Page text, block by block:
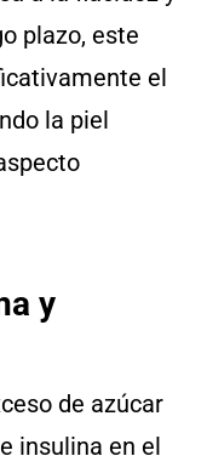
plazo, este
el
la piel
y
de azúcar
insulina en el